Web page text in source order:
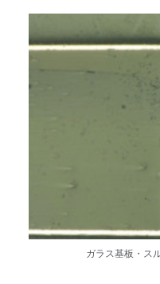
ガラス基板・ス